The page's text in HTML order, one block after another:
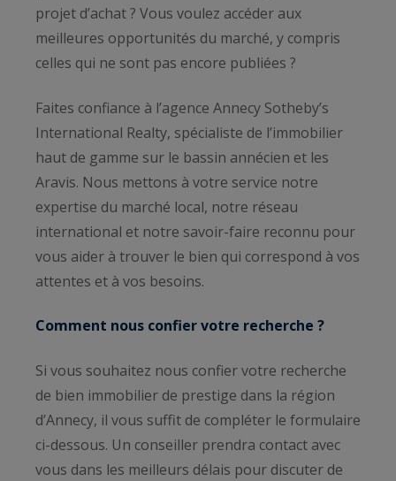
projet d’achat ? Vous voulez accéder aux
meilleures opportunités du marché, y compris
celles qui ne sont pas encore publiées ?
Faites confiance à l’agence Annecy Sotheby’s
International Realty, spécialiste de l’immobilier
haut de gamme sur le bassin annécien et les
Aravis. Nous mettons à votre service notre
expertise du marché local, notre réseau
international et notre savoir-faire reconnu pour
vous aider à trouver le bien qui correspond à vos
attentes et à vos besoins.
Comment nous confier votre recherche ?
Si vous souhaitez nous confier votre recherche
de bien immobilier de prestige dans la région
d’Annecy, il vous suffit de compléter le formulaire
ci-dessous. Un conseiller prendra contact avec
vous dans les meilleurs délais pour discuter de